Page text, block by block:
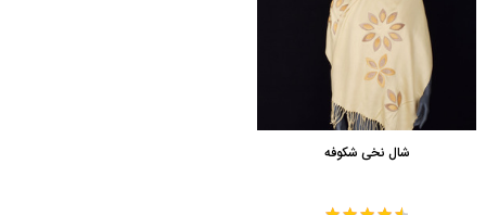
شال نخی شکوفه